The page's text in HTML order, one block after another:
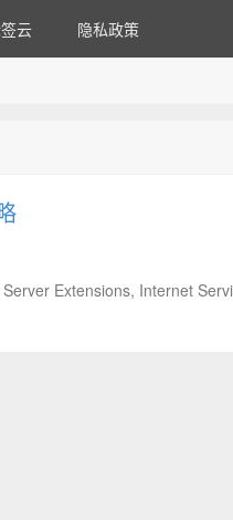
云 隐私政策
Extensions, Internet